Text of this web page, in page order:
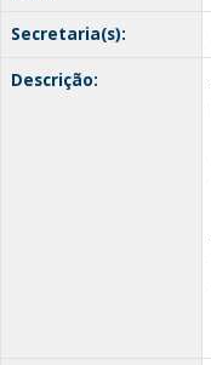
Secretaria(s):
Descrição: